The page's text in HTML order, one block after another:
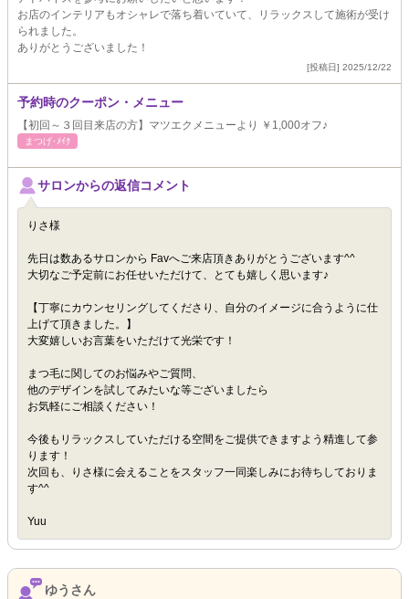
お店のインテリアもオシャレで落ち着いていて、リラックスして施術が受け
られました。
ありがとうございました！
[投稿日] 2025/12/22
予約時のクーポン・メニュー
【初回～３回目来店の方】マツエクメニューより ￥1,000オフ♪
まつげ･ﾒｲｸ
サロンからの返信コメント
りさ様
先日は数あるサロンから Favへご来店頂きありがとうございます^^
大切なご予定前にお任せいただけて、とても嬉しく思います♪
【丁寧にカウンセリングしてくださり、自分のイメージに合うように仕
上げて頂きました。】
大変嬉しいお言葉をいただけて光栄です！
まつ毛に関してのお悩みやご質問、
他のデザインを試してみたいな等ございましたら
お気軽にご相談ください！
今後もリラックスしていただける空間をご提供できますよう精進して参
ります！
次回も、りさ様に会えることをスタッフ一同楽しみにお待ちしておりま
す^^
Yuu
ゆうさん